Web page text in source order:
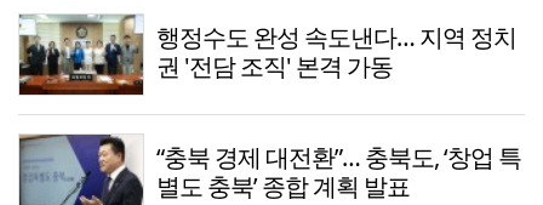
행정수도 완성 속도낸다… 지역 정치
권 '전담 조직' 본격 가동
“충북 경제 대전환”… 충북도, ‘창업 특
별도 충북’ 종합 계획 발표